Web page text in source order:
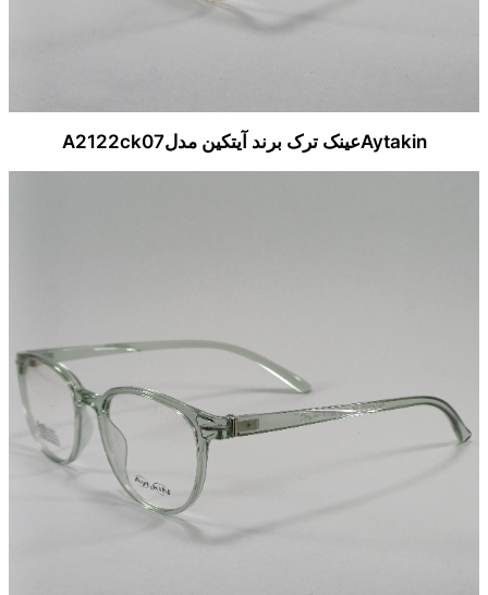
Aytakinعینک ترک برند آیتکین مدلA2122ck07